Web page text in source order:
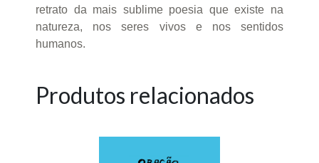
retrato da mais sublime poesia que existe na
natureza, nos seres vivos e nos sentidos
humanos.
Produtos relacionados